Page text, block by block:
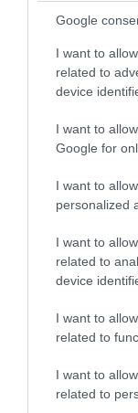
Google
I want to
related to
device
I want to
Google for
I want to
personalized
I want to
related to
device
I want to
related to
I want to
related to
06.08.2026 | 09:03
«Οι εντελώς
τα ζώα που
Αττικής
Αυτή την ώρα
υπουργό